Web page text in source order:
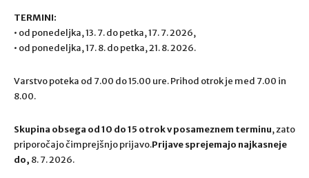
TERMINI:
• od ponedeljka, 13. 7. do petka, 17. 7. 2026,
• od ponedeljka, 17. 8. do petka, 21. 8. 2026.
Varstvo poteka od 7.00 do 15.00 ure. Prihod otrok je med 7.00 in
8.00.
Skupina obsega od 10 do 15 otrok v posameznem terminu, zato
priporočajo čimprejšnjo prijavo.Prijave sprejemajo najkasneje
do, 8. 7. 2026.